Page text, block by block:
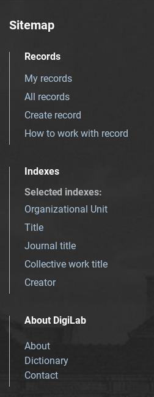
Sitemap
Records
My records
All records
Create record
How to work with record
Indexes
Selected indexes:
Organizational Unit
Title
Journal title
Collective work title
Creator
About DigiLab
About
Dictionary
Contact